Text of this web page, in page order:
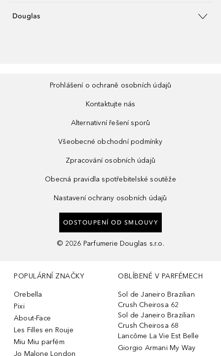
Douglas
Prohlášení o ochraně osobních údajů
Kontaktujte nás
Alternativní řešení sporů
Všeobecné obchodní podmínky
Zpracování osobních údajů
Obecná pravidla spotřebitelské soutěže
Nastavení ochrany osobních údajů
ODSTOUPENÍ OD SMLOUVY
© 2026 Parfumerie Douglas s.r.o.
POPULÁRNÍ ZNAČKY
Orebella
Pixi
About-Face
Les Filles en Rouje
Miu Miu parfém
Jo Malone London
OBLÍBENÉ V PARFÉMECH
Sol de Janeiro Brazilian
Crush Cheirosa 62
Sol de Janeiro Brazilian
Crush Cheirosa 68
Lancôme La Vie Est Belle
Giorgio Armani My Way